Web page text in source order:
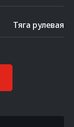
Тяга рулевая